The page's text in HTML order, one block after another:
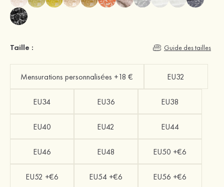
Taille : Guide des tailles
Mensurations personnalisées +18 € EU32
EU34 EU36 EU38
EU40 EU42 EU44
EU46 EU48 EU50 +€6
EU52 +€6 EU54 +€6 EU56 +€6